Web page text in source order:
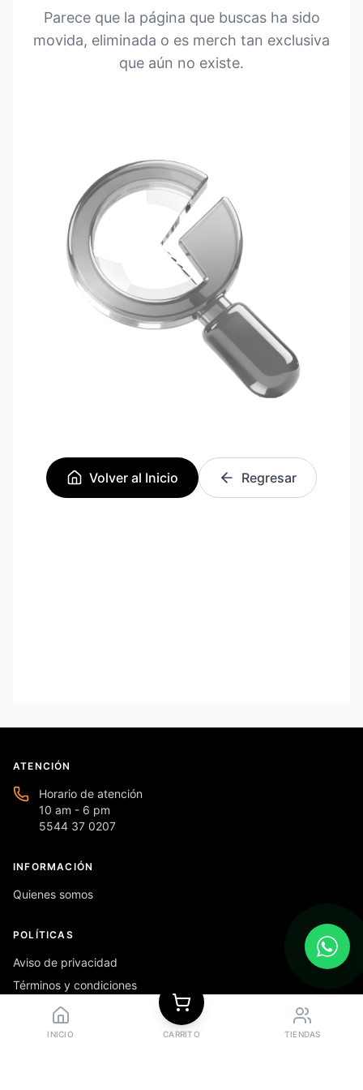
Parece que la página que buscas ha sido
movida, eliminada o es merch tan exclusiva
que aún no existe.
Volver al Inicio Regresar
INICIO CARRITO TIENDAS
ATENCIÓN
Horario de atención
10 am - 6 pm
5544 37 0207
INFORMACIÓN
Quienes somos
POLÍTICAS
Aviso de privacidad
Términos y condiciones
Preguntas frecuentes